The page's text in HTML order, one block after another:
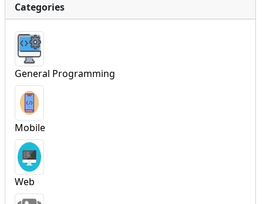
Categories
General Programming
Mobile
Web